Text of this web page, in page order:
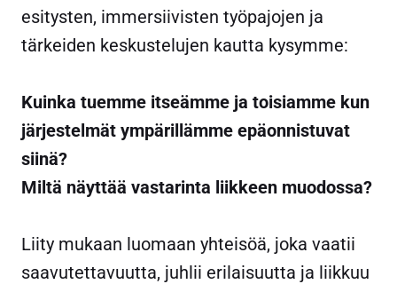
esitysten, immersiivisten työpajojen ja
tärkeiden keskustelujen kautta kysymme:
Kuinka tuemme itseämme ja toisiamme kun
järjestelmät ympärillämme epäonnistuvat
siinä?
Miltä näyttää vastarinta liikkeen muodossa?
Liity mukaan luomaan yhteisöä, joka vaatii
saavutettavuutta, juhlii erilaisuutta ja liikkuu